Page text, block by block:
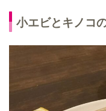
小エビとキノコ